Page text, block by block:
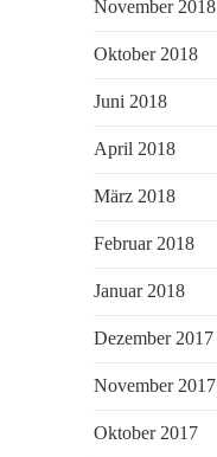
November 2018
Oktober 2018
Juni 2018
April 2018
März 2018
Februar 2018
Januar 2018
Dezember 2017
November 2017
Oktober 2017